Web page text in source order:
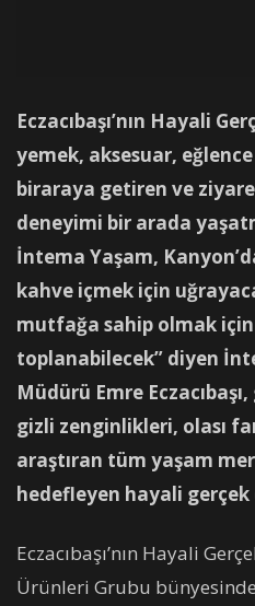
Eczacıbaşı’nın Hayali
yemek, aksesuar,
biraraya getiren ve
deneyimi bir arada
İntema Yaşam,
kahve içmek için
mutfağa sahip olmak için
toplanabilecek” diyen
Müdürü Emre
gizli zenginlikleri, olası
araştıran tüm yaşam
hedefleyen hayali gerçek
Eczacıbaşı’nın Hayali
Ürünleri Grubu